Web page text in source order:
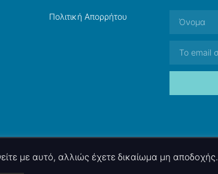
Πολιτική Απορρήτου
με αυτό, αλλιώς έχετε δικαίωμα μη αποδοχής.